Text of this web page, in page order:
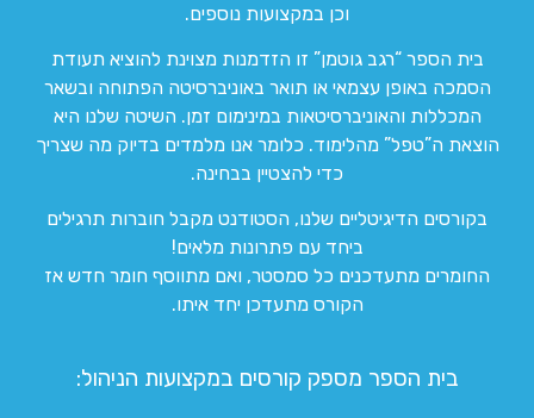
וכן במקצועות נוספים.
בית הספר “רגב גוטמן” זו הזדמנות מצוינת להוציא תעודת
הסמכה באופן עצמאי או תואר באוניברסיטה הפתוחה ובשאר
המכללות והאוניברסיטאות במינימום זמן. השיטה שלנו היא
הוצאת ה”טפל” מהלימוד. כלומר אנו מלמדים בדיוק מה שצריך
כדי להצטיין בבחינה.
בקורסים הדיגיטליים שלנו, הסטודנט מקבל חוברות תרגילים
ביחד עם פתרונות מלאים!
החומרים מתעדכנים כל סמסטר, ואם מתווסף חומר חדש אז
הקורס מתעדכן יחד איתו.
בית הספר מספק קורסים במקצועות הניהול: